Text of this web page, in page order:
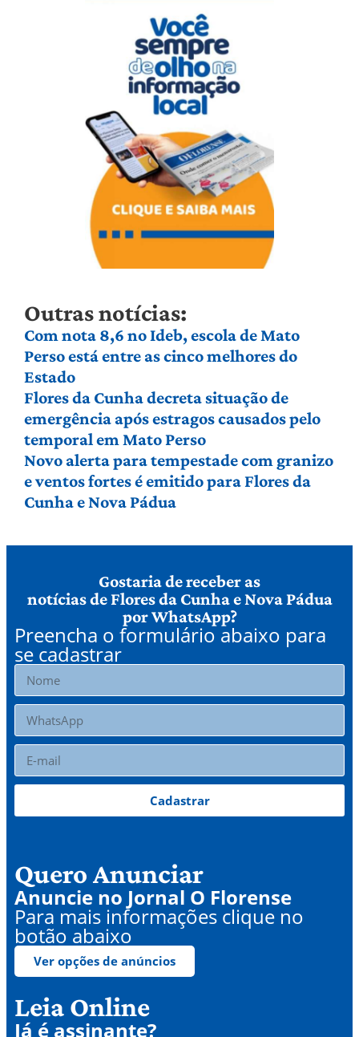
Outras notícias:
Com nota 8,6 no Ideb, escola de Mato
Perso está entre as cinco melhores do
Estado
Flores da Cunha decreta situação de
emergência após estragos causados pelo
temporal em Mato Perso
Novo alerta para tempestade com granizo
e ventos fortes é emitido para Flores da
Cunha e Nova Pádua
Gostaria de receber as
notícias de Flores da Cunha e Nova Pádua
por WhatsApp?
Preencha o formulário abaixo para
se cadastrar
Cadastrar
Quero Anunciar
Anuncie no Jornal O Florense
Para mais informações clique no
botão abaixo
Ver opções de anúncios
Leia Online
Já é assinante?